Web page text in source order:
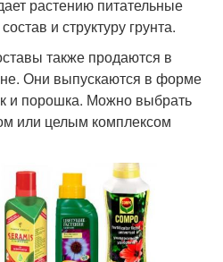
растению питательные
и структуру грунта.
также продаются в
Они выпускаются в форме
и порошка. Можно выбрать
или целым комплексом